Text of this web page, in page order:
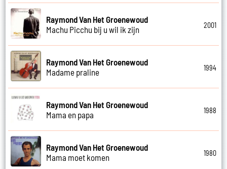
Raymond Van Het Groenewoud
Machu Picchu bij u wil ik zijn
2001
Raymond Van Het Groenewoud
Madame praline
1994
Raymond Van Het Groenewoud
Mama en papa
1988
Raymond Van Het Groenewoud
Mama moet komen
1980